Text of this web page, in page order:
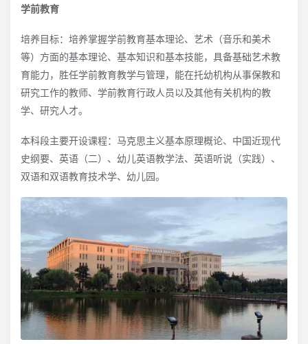
学前教育
培养目标：培养掌握学前教育基本理论、艺术（音乐和美术
等）方面的基本理论、基本知识和基本技能，具备基础艺术教
育能力，胜任学前教育教学与管理，能在托幼机构从事保教和
研究工作的教师、学前教育行政人员以及其他有关机构的教
学、研究人才。
本科段主要开设课程：马克思主义基本原理概论、中国近现代
史纲要、英语（二）、幼儿英语教学法、英语听说（实践）、
双语和双语教育技术学、幼儿园。